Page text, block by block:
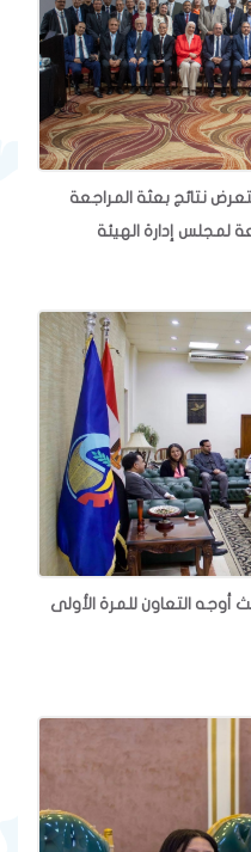
نتائج بعثة المراجعة
لمجلس إدارة الهيئة
أوجه التعاون للمرة الأولى